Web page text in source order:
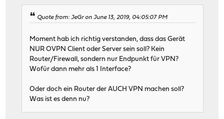
Quote from: JeGr on June 13, 2019, 04:05:07 PM
Moment hab ich richtig verstanden, dass das Gerät
NUR OVPN Client oder Server sein soll? Kein
Router/Firewall, sondern nur Endpunkt für VPN?
Wofür dann mehr als 1 Interface?
Oder doch ein Router der AUCH VPN machen soll?
Was ist es denn nu?